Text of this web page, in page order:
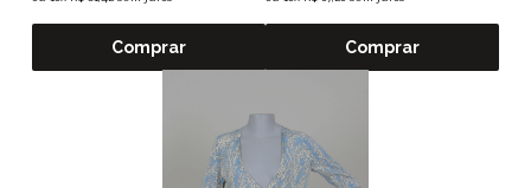
Comprar Comprar